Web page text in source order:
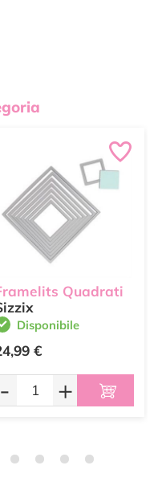
Quadrati
Disponibile
€
- +